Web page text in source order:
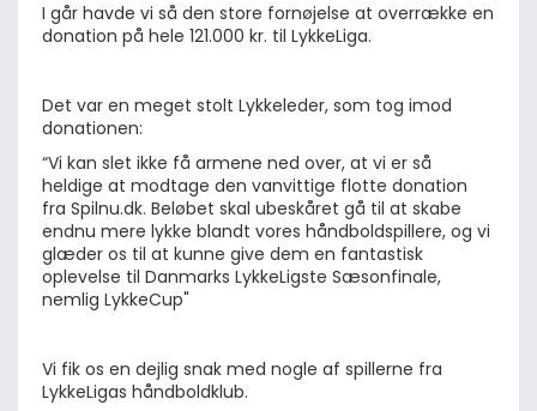
I går havde vi så den store fornøjelse at overrække en
donation på hele 121.000 kr. til LykkeLiga.
Det var en meget stolt Lykkeleder, som tog imod
donationen:
“Vi kan slet ikke få armene ned over, at vi er så
heldige at modtage den vanvittige flotte donation
fra Spilnu.dk. Beløbet skal ubeskåret gå til at skabe
endnu mere lykke blandt vores håndboldspillere, og vi
glæder os til at kunne give dem en fantastisk
oplevelse til Danmarks LykkeLigste Sæsonfinale,
nemlig LykkeCup"
Vi fik os en dejlig snak med nogle af spillerne fra
LykkeLigas håndboldklub.